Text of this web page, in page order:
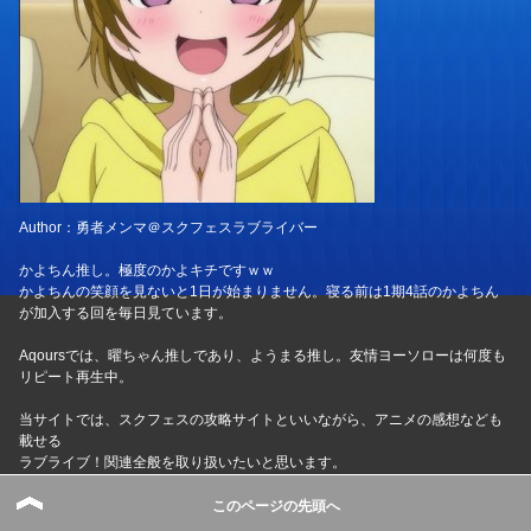
Author：勇者メンマ＠スクフェスラブライバー
かよちん推し。極度のかよキチですｗｗ
かよちんの笑顔を見ないと1日が始まりません。寝る前は1期4話のかよちん
が加入する回を毎日見ています。
Aqoursでは、曜ちゃん推しであり、ようまる推し。友情ヨーソローは何度も
リピート再生中。
当サイトでは、スクフェスの攻略サイトといいながら、アニメの感想なども
載せる
ラブライブ！関連全般を取り扱いたいと思います。
イベントの度にLP漏れを防ぐべく暇さえあればシャンシャンしています
このページの先頭へ